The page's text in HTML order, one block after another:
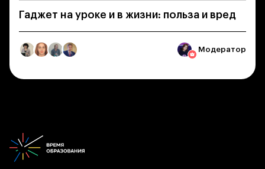
Гаджет на уроке и в жизни: польза и вред
Модератор